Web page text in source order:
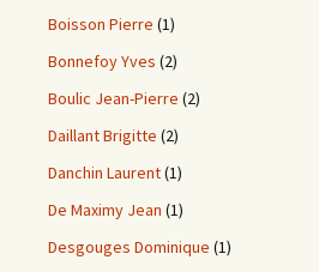
Boisson Pierre (1)
Bonnefoy Yves (2)
Boulic Jean-Pierre (2)
Daillant Brigitte (2)
Danchin Laurent(1)
De Maximy Jean (1)
Desgouges Dominique (1)